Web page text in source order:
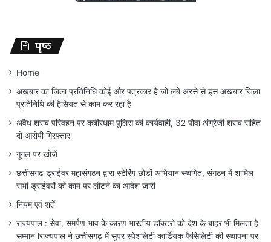
पृष्ठ
Home
अखबार का जिला प्रतिनिधि कोई और पत्रकार है जो लंबे अरसे से इस अखबार जिला
प्रतिनिधि की हैसियत से काम कर रहा है
अवैध शराब परिवहन पर कबीरधाम पुलिस की कार्यवाही, 32 पौवा अंग्रेजी शराब सहित
दो आरोपी गिरफ्तार
गूगल पर खोजें
छत्तीसगढ़ ड्राईवर महासंगठन द्वारा स्टेरिंग छोड़ों अभियान स्थगित, संगठन में शामिल
सभी ड्राईवरों को काम पर लौटने का आदेश जारी
नियम एवं शर्ते
राज्यपाल : सेवा, समर्पण भाव के कारण भारतीय डॉक्टरों को देश के बाहर भी मिलता है
सम्मान lराज्यपाल ने छत्तीसगढ़ में सुपर स्पेशलिटी कार्डियक फैसिलिटी की स्थापना पर